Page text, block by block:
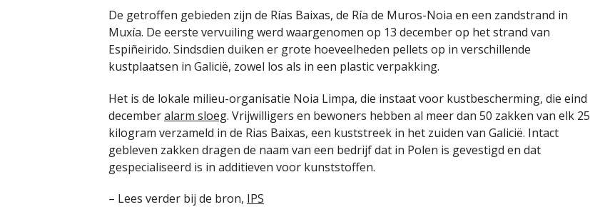
De getroffen gebieden zijn de Rías Baixas, de Ría de Muros-Noia en een zandstrand in
Muxía. De eerste vervuiling werd waargenomen op 13 december op het strand van
Espiñeirido. Sindsdien duiken er grote hoeveelheden pellets op in verschillende
kustplaatsen in Galicië, zowel los als in een plastic verpakking.
Het is de lokale milieu-organisatie Noia Limpa, die instaat voor kustbescherming, die eind
decemberalarm sloeg. Vrijwilligers en bewoners hebben al meer dan 50 zakken van elk 25
kilogram verzameld in de Rias Baixas, een kuststreek in het zuiden van Galicië. Intact
gebleven zakken dragen de naam van een bedrijf dat in Polen is gevestigd en dat
gespecialiseerd is in additieven voor kunststoffen.
– Lees verder bij de bron, IPS